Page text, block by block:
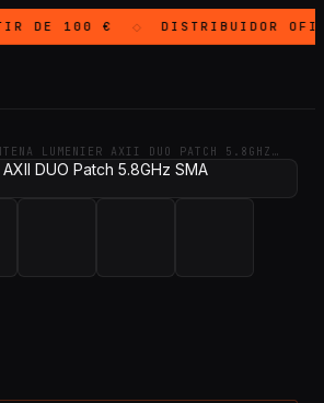
DE 100 € ◇ DISTRIBUIDOR
LUMENIER AXII DUO PATCH 5.8GHZ…